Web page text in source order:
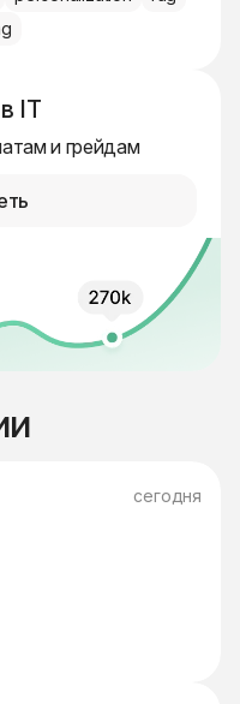
IT
и грейдам
сегодня